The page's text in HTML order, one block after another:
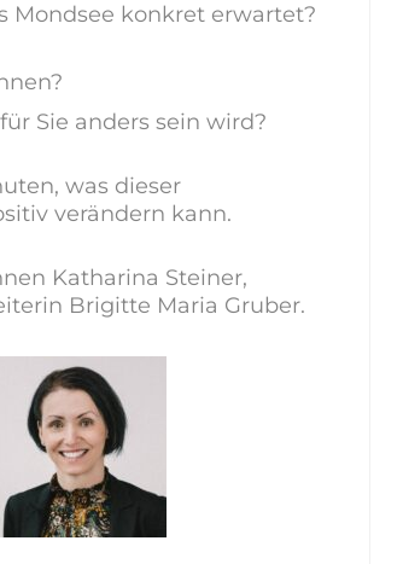
Mondsee konkret erwartet?
Sie anders sein wird?
was dieser
verändern kann.
Katharina Steiner,
Brigitte Maria Gruber.